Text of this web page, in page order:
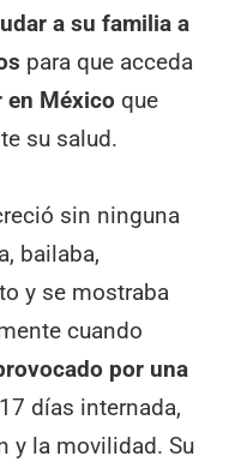
a su familia a
para que acceda
en México que
su salud.
sin ninguna
bailaba,
y se mostraba
cuando
por una
días internada,
y la movilidad. Su